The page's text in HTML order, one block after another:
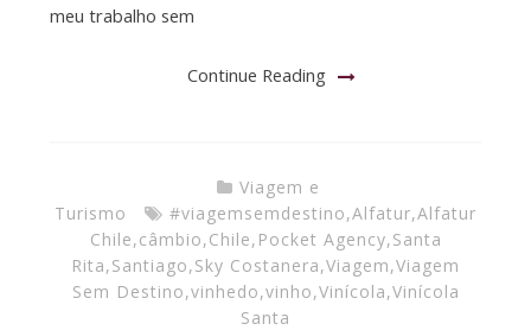
meu trabalho sem
Continue Reading
Viagem e
Turismo
#viagemsemdestino,Alfatur,Alfatur
Chile,câmbio,Chile, Pocket Agency,Santa
Rita,Santiago,Sky Costanera,Viagem,Viagem
Sem Destino,vinhedo,vinho,Vinícola,Vinícola
Santa